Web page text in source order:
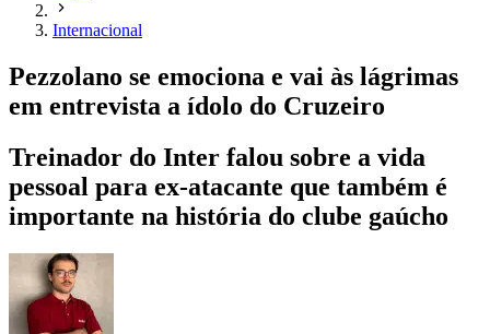
Internacional
Pezzolano se emociona e vai às lágrimas
em entrevista a ídolo do Cruzeiro
Treinador do Inter falou sobre a vida
pessoal para ex-atacante que também é
importante na história do clube gaúcho